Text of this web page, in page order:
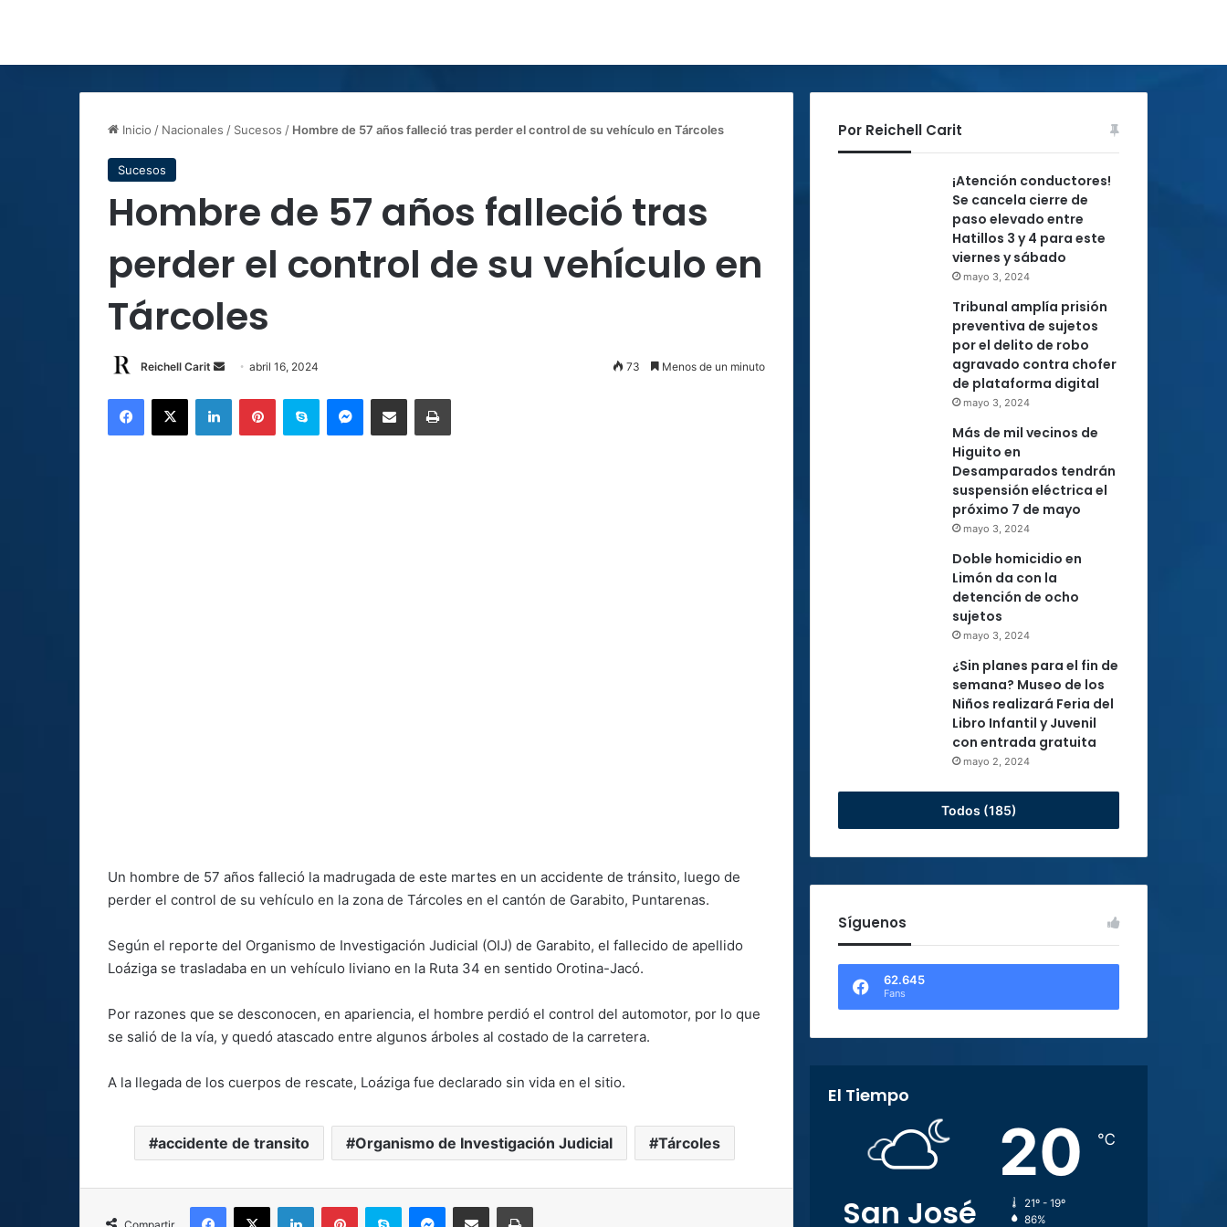
Inicio / Nacionales / Sucesos / Hombre de 57 años falleció tras perder el control de su vehículo en Tárcoles
Sucesos
Hombre de 57 años falleció tras
perder el control de su vehículo en
Tárcoles
Reichell Carit
Sendabril 16, 2024 73 Menos de un minuto
Facebook
X LinkedInPinterestSkype MessengerCompartir por correo electrónicoImprimir
Un hombre de 57 años falleció la madrugada de este martes en un accidente de tránsito, luego de
perder el control de su vehículo en la zona de Tárcoles en el cantón de Garabito, Puntarenas.
Según el reporte del Organismo de Investigación Judicial (OIJ) de Garabito, el fallecido de apellido
Loáziga se trasladaba en un vehículo liviano en la Ruta 34 en sentido Orotina-Jacó.
Por razones que se desconocen, en apariencia, el hombre perdió el control del automotor, por lo que
se salió de la vía, y quedó atascado entre algunos árboles al costado de la carretera.
A la llegada de los cuerpos de rescate, Loáziga fue declarado sin vida en el sitio.
accidente de transito Organismo de Investigación Judicial Tárcoles
Facebook
X LinkedInPinterestSkype MessengerCompartir por correo electrónicoImprimir
Por Reichell Carit
¡Atención conductores!
Se cancela cierre de
paso elevado entre
Hatillos 3 y 4 para este
viernes y sábado
mayo 3, 2024
Tribunal amplía prisión
preventiva de sujetos
por el delito de robo
agravado contra chofer
de plataforma digital
mayo 3, 2024
Más de mil vecinos de
Higuito en
Desamparados tendrán
suspensión eléctrica el
próximo 7 de mayo
mayo 3, 2024
Doble homicidio en
Limón da con la
detención de ocho
sujetos
mayo 3, 2024
¿Sin planes para el fin de
semana? Museo de los
Niños realizará Feria del
Libro Infantil y Juvenil
con entrada gratuita
mayo 2, 2024
Todos (185)
Síguenos
62.645
Fans
El Tiempo
San José
20 ℃
21º - 19º
86%